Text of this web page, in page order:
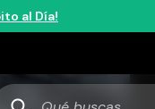
al Día!